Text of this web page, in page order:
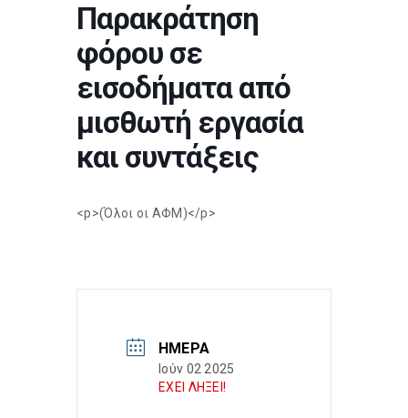
Παρακράτηση
φόρου σε
εισοδήματα από
μισθωτή εργασία
και συντάξεις
<p>(Όλοι οι ΑΦΜ)</p>
ΗΜΈΡΑ
Ιούν 02 2025
ΕΧΕΙ ΛΗΞΕΙ!